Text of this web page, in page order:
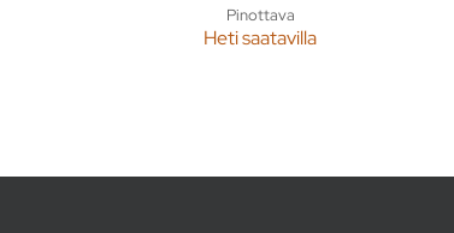
Pinottava
Heti saatavilla